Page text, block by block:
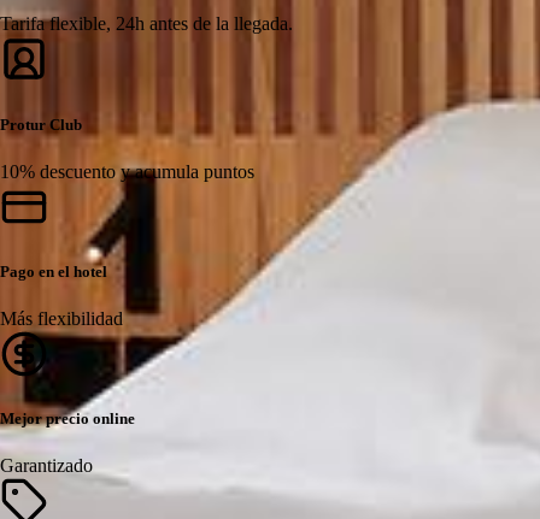
Tarifa flexible, 24h antes de la llegada.
Protur Club
10% descuento y acumula puntos
Pago en el hotel
Más flexibilidad
Mejor precio online
Garantizado